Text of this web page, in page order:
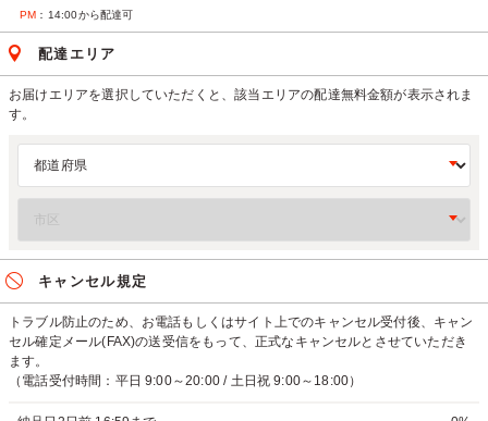
PM ：14:00から配達可
配達エリア
お届けエリアを選択していただくと、該当エリアの配達無料金額が表示されま
す。
キャンセル規定
トラブル防止のため、お電話もしくはサイト上でのキャンセル受付後、キャン
セル確定メール(FAX)の送受信をもって、正式なキャンセルとさせていただき
ます。
（電話受付時間：平日 9:00～20:00 / 土日祝 9:00～18:00）